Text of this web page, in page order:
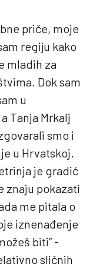
priče, moje
regiju kako
mladih za
Dok sam
u
Tanja Mrkalj
smo i
u Hrvatskoj.
je gradić
znaju pokazati
me pitala o
iznenađenje
biti” -
sličnih